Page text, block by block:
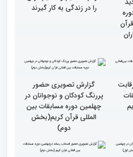
مسابقات بین المللی قران
کریم(بخش اول)
مردم مفاهیم و تعالیم قرآن
را در زندگی به کار گیرند